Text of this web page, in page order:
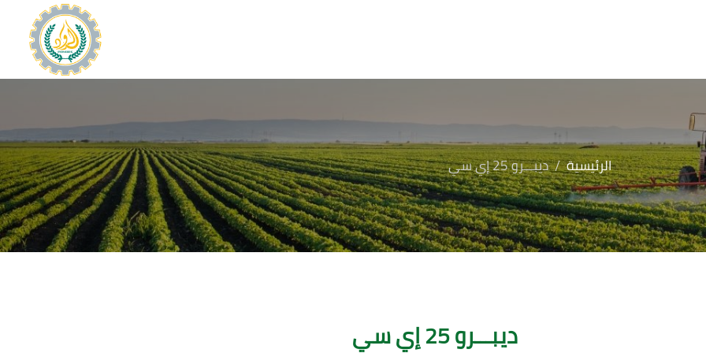
الرئيسية ديبـــرو 25 إي سي
ديبـــرو 25 إي سي